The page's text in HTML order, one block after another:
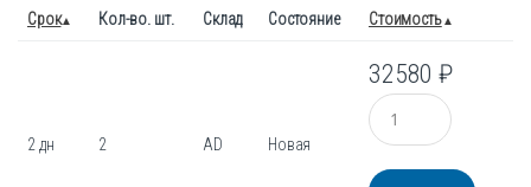
Срок Кол-во. шт. Склад Состояние Стоимость
2 дн 2 AD Новая
32580₽
Количество